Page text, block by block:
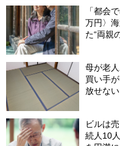
「都会
万円〉
た“両親
母が老
買い手
放せな
ビルは
続人10